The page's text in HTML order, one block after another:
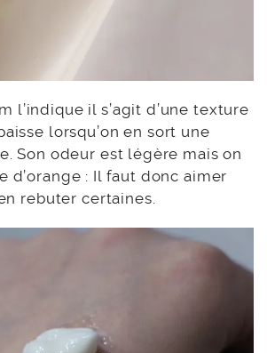
l’indique il s’agit d’une texture
lorsqu’on en sort une
Son odeur est légère mais on
d’orange : Il faut donc aimer
rebuter certaines.